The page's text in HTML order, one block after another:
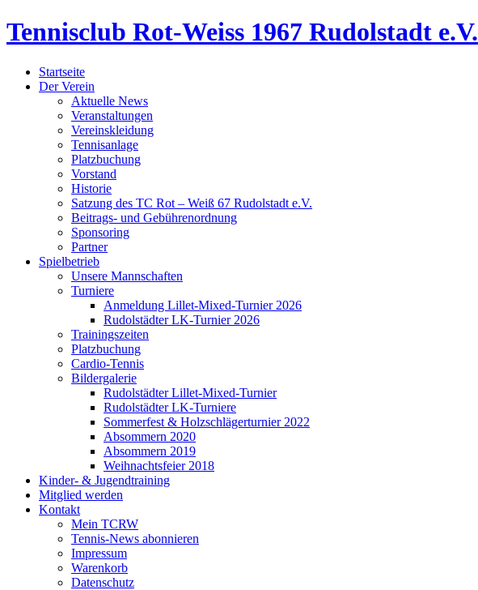
Tennisclub Rot-Weiss 1967 Rudolstadt e.V.
Startseite
Der Verein
Aktuelle News
Veranstaltungen
Vereinskleidung
Tennisanlage
Platzbuchung
Vorstand
Historie
Satzung des TC Rot – Weiß 67 Rudolstadt e.V.
Beitrags- und Gebührenordnung
Sponsoring
Partner
Spielbetrieb
Unsere Mannschaften
Turniere
Anmeldung Lillet-Mixed-Turnier 2026
Rudolstädter LK-Turnier 2026
Trainingszeiten
Platzbuchung
Cardio-Tennis
Bildergalerie
Rudolstädter Lillet-Mixed-Turnier
Rudolstädter LK-Turniere
Sommerfest & Holzschlägerturnier 2022
Absommern 2020
Absommern 2019
Weihnachtsfeier 2018
Kinder- & Jugendtraining
Mitglied werden
Kontakt
Mein TCRW
Tennis-News abonnieren
Impressum
Warenkorb
Datenschutz